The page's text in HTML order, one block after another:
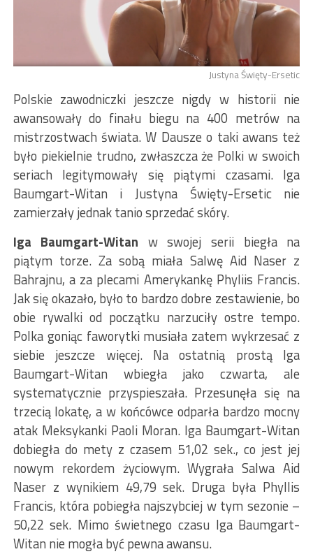
Justyna Święty-Ersetic
Polskie zawodniczki jeszcze nigdy w historii nie
awansowały do finału biegu na 400 metrów na
mistrzostwach świata. W Dausze o taki awans też
było piekielnie trudno, zwłaszcza że Polki w swoich
seriach legitymowały się piątymi czasami. Iga
Baumgart-Witan i Justyna Święty-Ersetic nie
zamierzały jednak tanio sprzedać skóry.
Iga Baumgart-Witan w swojej serii biegła na
piątym torze. Za sobą miała Salwę Aid Naser z
Bahrajnu, a za plecami Amerykankę Phyliis Francis.
Jak się okazało, było to bardzo dobre zestawienie, bo
obie rywalki od początku narzuciły ostre tempo.
Polka goniąc faworytki musiała zatem wykrzesać z
siebie jeszcze więcej. Na ostatnią prostą Iga
Baumgart-Witan wbiegła jako czwarta, ale
systematycznie przyspieszała. Przesunęła się na
trzecią lokatę, a w końcówce odparła bardzo mocny
atak Meksykanki Paoli Moran. Iga Baumgart-Witan
dobiegła do mety z czasem 51,02 sek., co jest jej
nowym rekordem życiowym. Wygrała Salwa Aid
Naser z wynikiem 49,79 sek. Druga była Phyllis
Francis, która pobiegła najszybciej w tym sezonie –
50,22 sek. Mimo świetnego czasu Iga Baumgart-
Witan nie mogła być pewna awansu.